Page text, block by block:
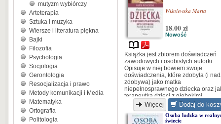
mutyzm wybiórczy
Arteterapia
Sztuka i muzyka
Wiersze i literatura piękna
Bajki
Filozofia
Psychologia
Socjologia
Gerontologia
Resocjalizacja i prawo
Metody komunikacji i Media
Matematyka
Ortografia
Politologia
Wiśniewska Marta
18.00 zł
Nowość
Książka jest zbiorem doświadczeń
zawodowych i osobistych autorki.
Opisuje w niej bowiem swoje
doświadczenia, które zdobyła (i
zdobywa) jako matka
niepełnosprawnego dziecka oraz
terapeutka dzieci z głębokimi
zaburzeniami w rozwoju...
Więcej Dodaj do
Osoba ludzka w
świecie